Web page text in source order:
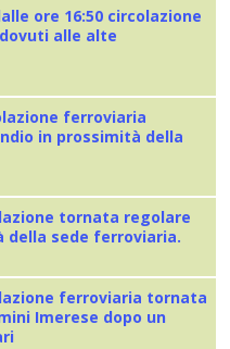
ore 16:50 circolazione
alle alte
ferroviaria
in prossimità della
tornata regolare
della sede ferroviaria.
ferroviaria tornata
Imerese dopo un